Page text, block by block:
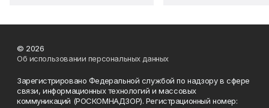
© 2026
Об использовании персональных данных
Зарегистрировано Федеральной службой по надзору в сфере
связи, информационных технологий и массовых
коммуникаций (РОСКОМНАДЗОР). Регистрационный номер: